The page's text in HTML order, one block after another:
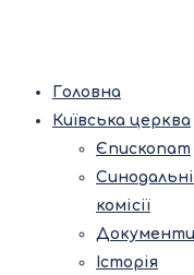
Головна
Київська церква
Єпископат
комісії
Документи
Історія